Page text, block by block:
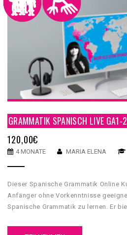
GRAMMATIK SPANISCH LIVE GA1-
120,00€
4 MONATE MARIA ELENA
Dieser Spanische Grammatik Online
Anfänger ohne Vorkenntnisse
Spanische Grammatik zu lernen. Er